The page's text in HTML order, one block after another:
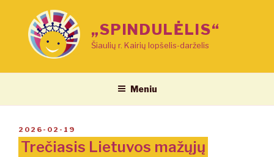
„SPINDULĖLIS“
Šiaulių r. Kairių lopšelis-darželis
Meniu
PASKELBTA
2026-02-19
Trečiasis Lietuvos mažųjų